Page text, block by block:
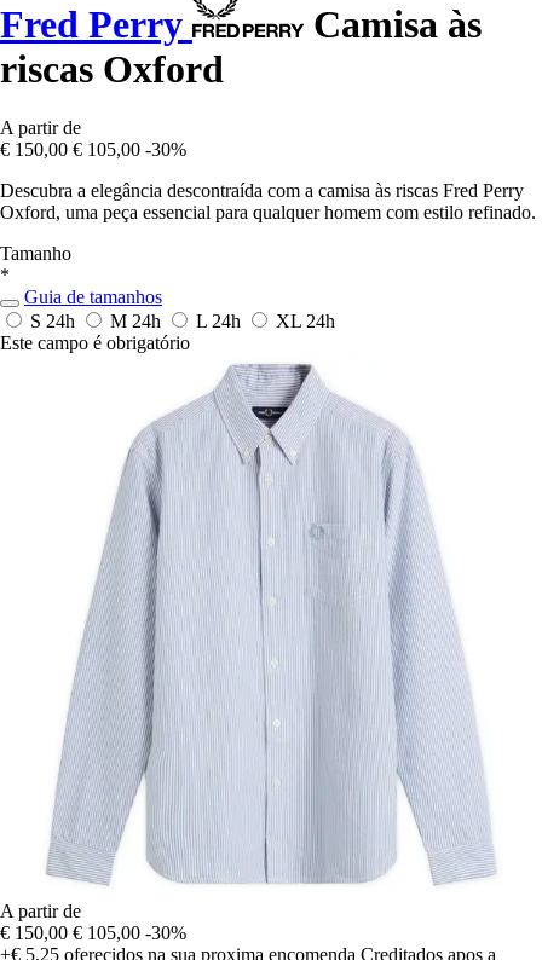
Fred Perry
Camisa às
riscas Oxford
A partir de
€ 150,00 € 105,00 -30%
Descubra a elegância descontraída com a camisa às riscas Fred Perry
Oxford, uma peça essencial para qualquer homem com estilo refinado.
Tamanho
*
Guia de tamanhos
S 24h M 24h L 24h XL 24h
Este campo é obrigatório
A partir de
€ 150,00 € 105,00 -30%
+€ 5,25 oferecidos na sua proxima encomenda Creditados apos a